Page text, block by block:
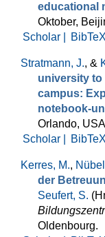
educational
Oktober,
Scholar |
BibTeX
Stratmann, J., &
university to
campus:
notebook-
Orlando,
Scholar |
BibTeX
Kerres, M.,
der
Seufert, S.
Oldenbourg.